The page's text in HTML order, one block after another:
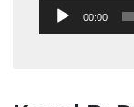
Audio-00:00